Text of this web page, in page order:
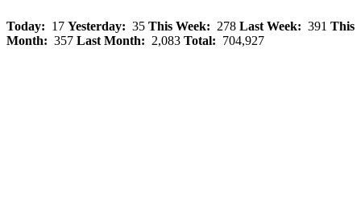
Today: 17 Yesterday: 35 This Week: 278 Last Week: 391 This
Month: 357 Last Month: 2,083 Total: 704,927